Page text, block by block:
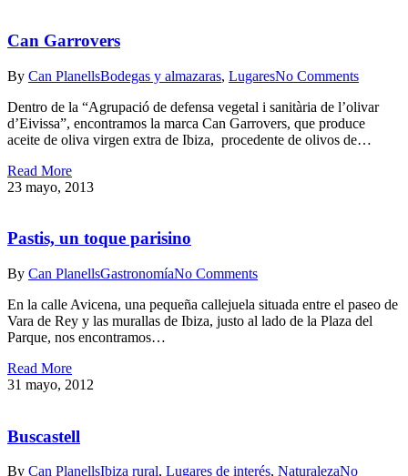
Can Garrovers
By Can PlanellsBodegas y almazaras, LugaresNo Comments
Dentro de la “Agrupació de defensa vegetal i sanitària de l’olivar
d’Eivissa”, encontramos la marca Can Garrovers, que produce
aceite de oliva virgen extra de Ibiza, procedente de olivos de…
Read More
23 mayo, 2013
Pastis, un toque parisino
By Can PlanellsGastronomíaNo Comments
En la calle Avicena, una pequeña callejuela situada entre el paseo de
Vara de Rey y las murallas de Ibiza, justo al lado de la Plaza del
Parque, nos encontramos…
Read More
31 mayo, 2012
Buscastell
By Can PlanellsIbiza rural, Lugares de interés, NaturalezaNo